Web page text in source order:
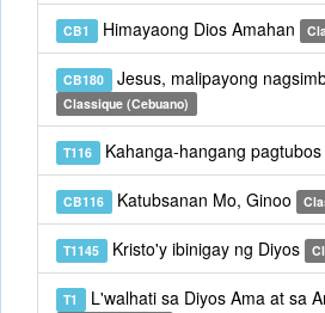
CB1 Himayaong Dios Amahan
CB180 Jesus, malipayong
Classique (Cebuano)
T116 Kahanga-hangang pagtubos
CB116 Katubsanan Mo, Ginoo
T1145 Kristo'y ibinigay ng Diyos
T1 L'walhati sa Diyos Ama at sa